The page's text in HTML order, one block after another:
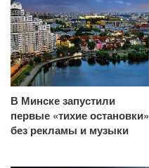
В Минске запустили
первые «тихие остановки»
без рекламы и музыки